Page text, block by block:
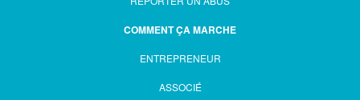
COMMENT ÇA MARCHE
ENTREPRENEUR
ASSOCIÉ